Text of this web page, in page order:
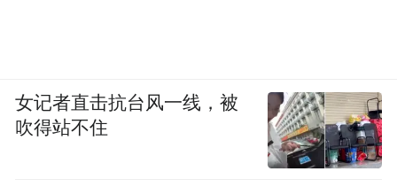
袋米，一座城。从虾到虾稻，从出口到内
销，从线下到线上，潜江龙虾正在刮起一阵
“红色旋风”，潜江的模式、效益、创新、品
女记者直击抗台风一线，被
吹得站不住